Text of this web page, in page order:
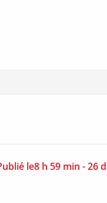
le8 h 59 min - 26